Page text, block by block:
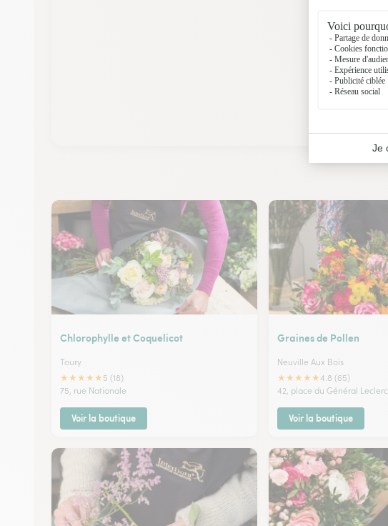
Chlorophylle et Coquelicot
Toury
★★★★★ 5 (18)
75, rue Nationale
Voir la boutique
Graines de Pollen
Neuville Aux Bois
★★★★★4.8 (65)
42, place du Général Leclerc
Voir la boutique